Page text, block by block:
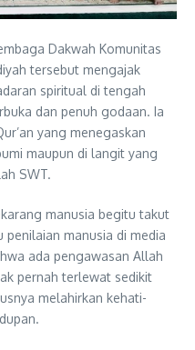
Dakwah Komunitas
tersebut mengajak
spiritual di tengah
dan penuh godaan. Ia
yang menegaskan
maupun di langit yang
SWT.
manusia begitu takut
penilaian manusia di media
ada pengawasan Allah
pernah terlewat sedikit
melahirkan kehati-